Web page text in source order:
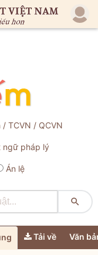
/ TCVN / QCVN
ngữ pháp lý
Án lệ

Tải về Văn